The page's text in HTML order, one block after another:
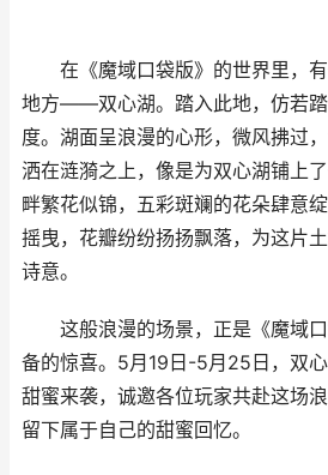
在《魔域口袋版》的世界里，有
地方——双心湖。踏入此地，仿若踏
度。湖面呈浪漫的心形，微风拂过
洒在涟漪之上，像是为双心湖铺上
畔繁花似锦，五彩斑斓的花朵肆意
摇曳，花瓣纷纷扬扬飘落，为这片
诗意。
这般浪漫的场景，正是《魔域口
备的惊喜。5月19日-5月25日，双
甜蜜来袭，诚邀各位玩家共赴这场
留下属于自己的甜蜜回忆。